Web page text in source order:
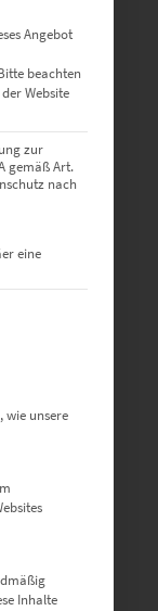
Angebot
beachten
Website
zur
gemäß Art.
nach
eine
werden kann.
wie unsere
Inhalte